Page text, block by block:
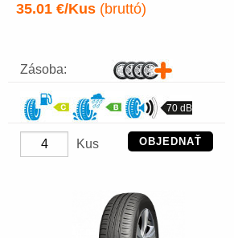
35.01 €/Kus (bruttó)
Zásoba:
70 dB
Kus OBJEDNAŤ